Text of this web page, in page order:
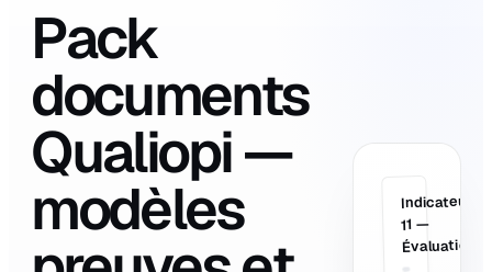
Pack
documents
Qualiopi —
modèles Indicateur
11 —
Évaluation